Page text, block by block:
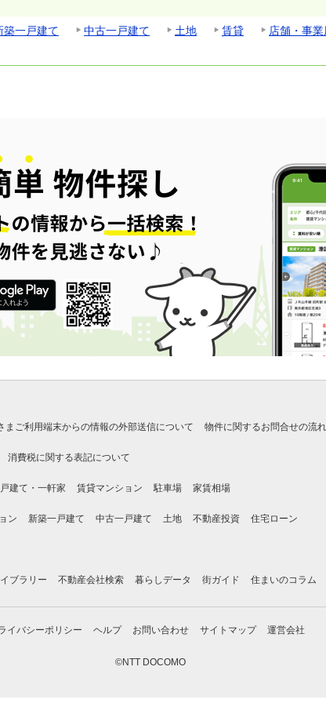
築一戸建て 中古一戸建て 土地 賃貸
店舗・事業
まご利用端末からの情報の外部送信について 物件に関するお問合せの流れ
消費税に関する表記について
建て・一軒家 賃貸マンション 駐車場 家賃相場
ン 新築一戸建て 中古一戸建て 土地 不動産投資 住宅ローン
ブラリー 不動産会社検索 暮らしデータ 街ガイド 住まいのコラム
イバシーポリシー ヘルプ お問い合わせ サイトマップ 運営会社
©NTT DOCOMO